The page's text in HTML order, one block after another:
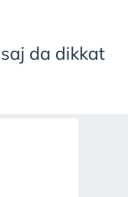
da dikkat